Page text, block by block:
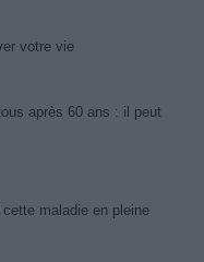
votre vie
après 60 ans : il peut
maladie en pleine